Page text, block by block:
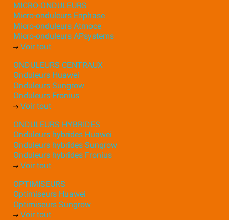
MICRO-ONDULEURS
Micro-onduleurs Enphase
Micro-onduleurs Atmoce
Micro-onduleurs APsystems
Voir tout
ONDULEURS CENTRAUX
Onduleurs Huawei
Onduleurs Sungrow
Onduleurs Fronius
Voir tout
ONDULEURS HYBRIDES
Onduleurs hybrides Huawei
Onduleurs hybrides Sungrow
Onduleurs hybrides Fronius
Voir tout
OPTIMISEURS
Optimiseurs Huawei
Optimiseurs Sungrow
Voir tout